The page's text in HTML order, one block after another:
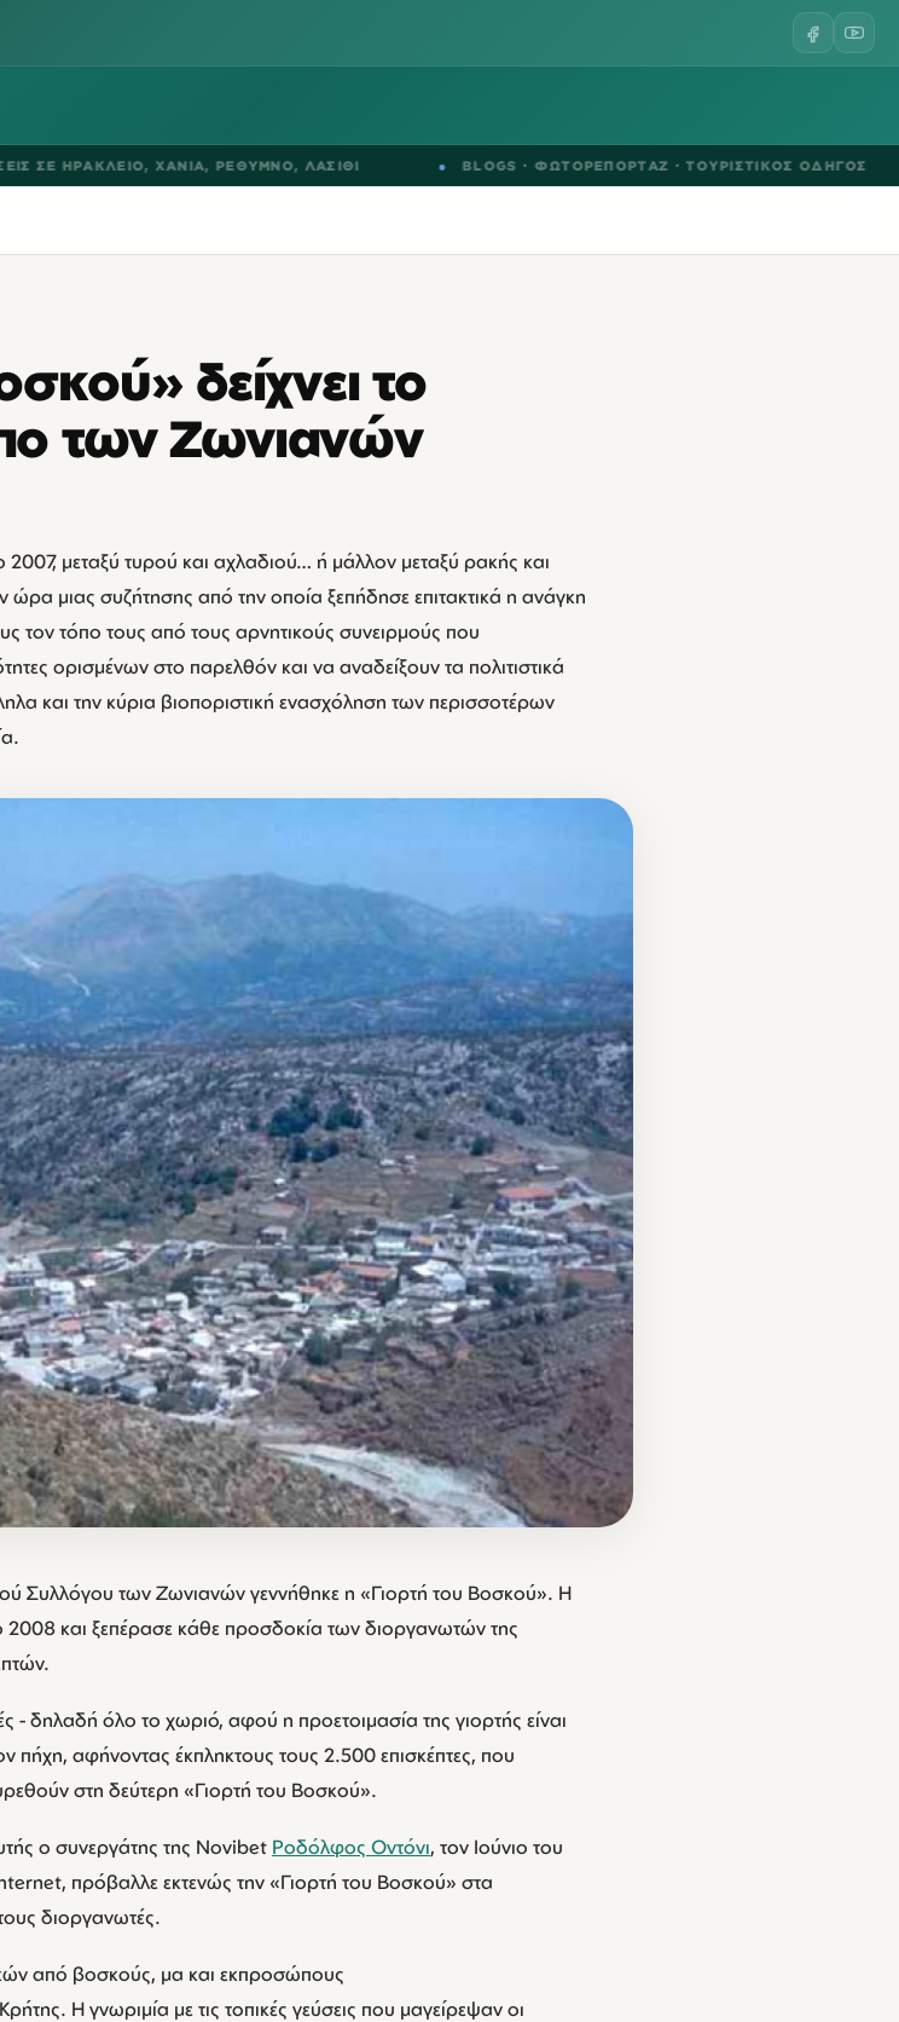
,ΧΑΝΙΑ,ΡΕΘΥΜΝΟ,ΛΑΣΙΘΙ BLOGS· ΦΩΤΟΡΕΠΟΡΤΑΖ·ΤΟΥΡΙΣΤΙΚΟΣ ΟΔΗΓΟΣ
δείχνει το
των Ζωνιανών
μεταξύ τυρού και αχλαδιού… ή μάλλον μεταξύ ρακής και
μιας συζήτησης από την οποία ξεπήδησε επιτακτικά η ανάγκη
τον τόπο τους από τους αρνητικούς συνειρμούς που
ορισμένων στο παρελθόν και να αναδείξουν τα πολιτιστικά
και την κύρια βιοποριστική ενασχόληση των περισσοτέρων
Συλλόγου των Ζωνιανών γεννήθηκε η «Γιορτή του Βοσκού». Η
και ξεπέρασε κάθε προσδοκία των διοργανωτών της
- δηλαδή όλο το χωριό, αφού η προετοιμασία της γιορτής είναι
αφήνοντας έκπληκτους τους 2.500 επισκέπτες, που
στη δεύτερη «Γιορτή του Βοσκού».
ο συνεργάτης της Novibet Ροδόλφος Οντόνι, τον Ιούνιο του
πρόβαλλε εκτενώς την «Γιορτή του Βοσκού» στα
διοργανωτές.
από βοσκούς, μα και εκπροσώπους
Η γνωριμία με τις τοπικές γεύσεις που μαγείρεψαν οι